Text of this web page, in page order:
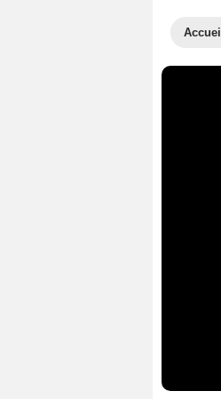
Accueil